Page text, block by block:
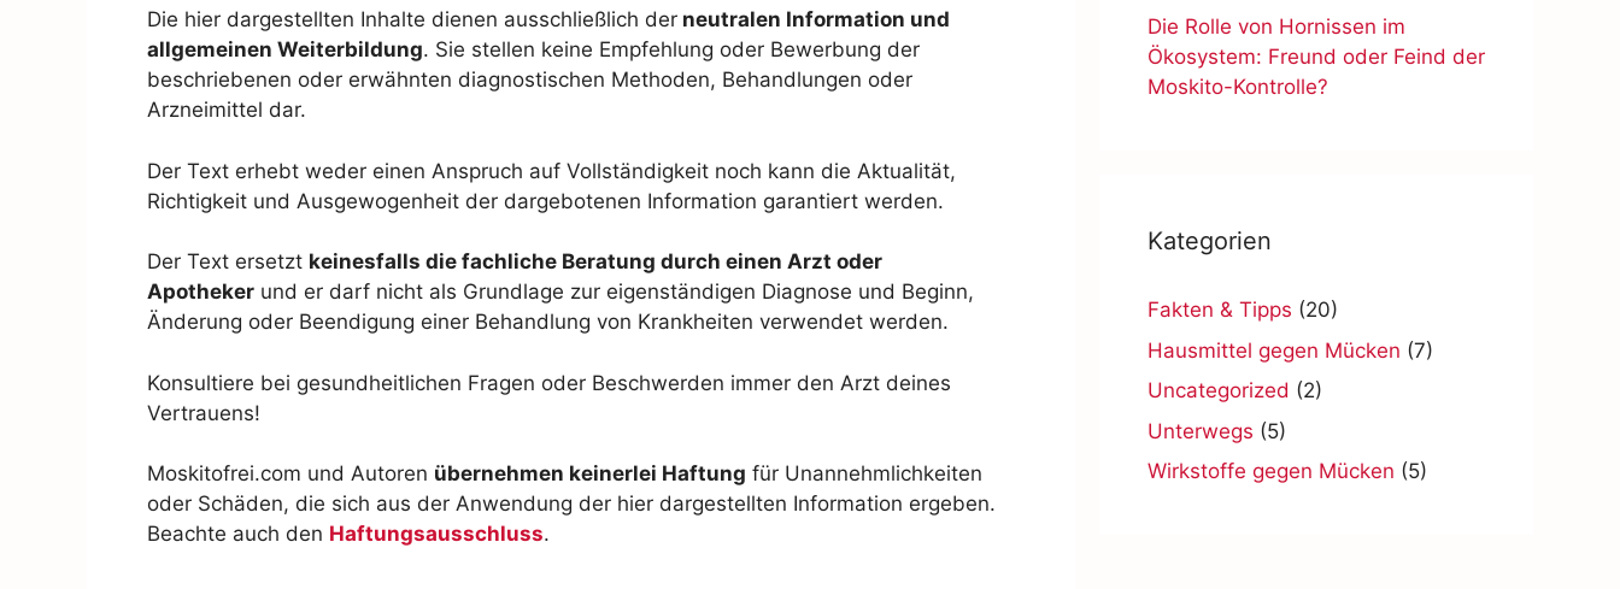
Die hier dargestellten Inhalte dienen ausschließlich der neutralen Information und
allgemeinen Weiterbildung. Sie stellen keine Empfehlung oder Bewerbung der
beschriebenen oder erwähnten diagnostischen Methoden, Behandlungen oder
Arzneimittel dar.
Der Text erhebt weder einen Anspruch auf Vollständigkeit noch kann die Aktualität,
Richtigkeit und Ausgewogenheit der dargebotenen Information garantiert werden.
Der Text ersetzt keinesfalls die fachliche Beratung durch einen Arzt oder
Apotheker und er darf nicht als Grundlage zur eigenständigen Diagnose und Beginn,
Änderung oder Beendigung einer Behandlung von Krankheiten verwendet werden.
Konsultiere bei gesundheitlichen Fragen oder Beschwerden immer den Arzt deines
Vertrauens!
Moskitofrei.com und Autoren übernehmen keinerlei Haftung für Unannehmlichkeiten
oder Schäden, die sich aus der Anwendung der hier dargestellten Information ergeben.
Beachte auch den Haftungsausschluss.
Die Rolle von Hornissen im
Ökosystem: Freund oder Feind der
Moskito-Kontrolle?
Kategorien
Fakten & Tipps (20)
Hausmittel gegen Mücken (7)
Uncategorized (2)
Unterwegs (5)
Wirkstoffe gegen Mücken (5)